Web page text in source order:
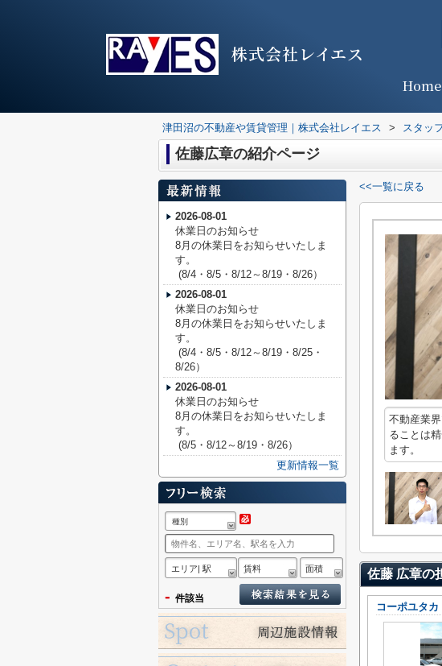
株式会社レイエス
Home
津田沼の不動産や賃貸管理｜株式会社レイエス > スタッ
佐藤広章の紹介ページ
<<一覧に戻る
不動産業
ることは
ます。
佐藤 広章の
コーポユタカ
2026-08-01
休業日のお知らせ
8月の休業日をお知らせいたしま
す。
(8/4・8/5・8/12～8/19・8/26）
2026-08-01
休業日のお知らせ
8月の休業日をお知らせいたしま
す。
(8/4・8/5・8/12～8/19・8/25・
8/26）
2026-08-01
休業日のお知らせ
8月の休業日をお知らせいたしま
す。
(8/5・8/12～8/19・8/26）
更新情報一覧
種別
エリア| 駅 賃料 面積
- 件該当